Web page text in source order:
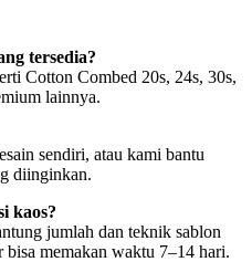
tersedia?
Cotton Combed 20s, 24s, 30s,
lainnya.
sendiri, atau kami bantu
diinginkan.
kaos?
jumlah dan teknik sablon
memakan waktu 7–14 hari.